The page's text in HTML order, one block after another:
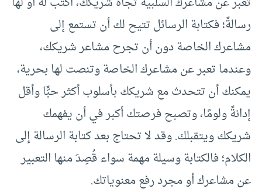
رسالةً؛ فكتابة الرسائل تتيح لك أن تستمع إلى
مشاعرك الخاصة دون أن تجرح مشاعر شريكك،
وعندما تعبر عن مشاعرك الخاصة وتنصت لها بحرية،
يمكنك أن تتحدث مع شريكك بأسلوب أكثر حبًّا وأقل
إدانةً ولومًا، وتصبح فرصتك أكبر في أن يفهمك
شريكك ويتقبلك. وقد لا تحتاج بعد كتابة الرسالة إلى
الكلام؛ فالكتابة وسيلة مهمة سواء قُصِدَ منها التعبير
عن مشاعرك أو مجرد رفع معنوياتك.